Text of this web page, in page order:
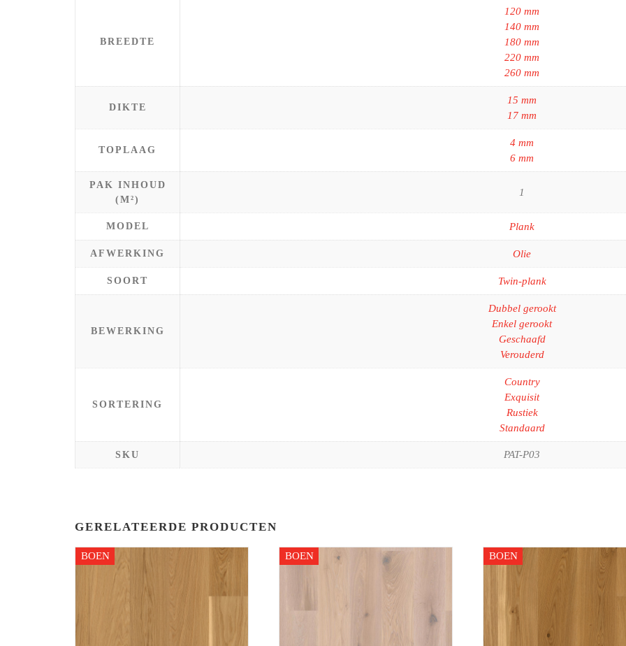
BREEDTE
120 mm
140 mm
180 mm
220 mm
260 mm
DIKTE
15 mm
17 mm
TOPLAAG
4 mm
6 mm
PAK INHOUD
(M²)
1
MODEL Plank
AFWERKING Olie
SOORT Twin-plank
BEWERKING
Dubbel gerookt
Enkel gerookt
Geschaafd
Verouderd
SORTERING
Country
Exquisit
Rustiek
Standaard
SKU PAT-P03
GERELATEERDE PRODUCTEN
BOEN BOEN BOEN